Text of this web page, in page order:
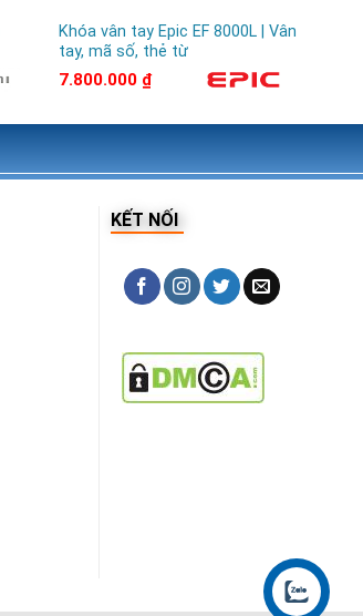
Khóa vân tay Epic EF 8000L | Vân
tay, mã số, thẻ từ
7.800.000 ₫
KẾT NỐI